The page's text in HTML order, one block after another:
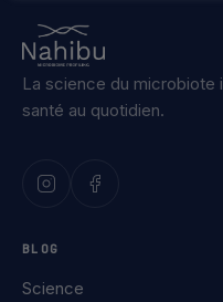
La science du microbiote
santé au quotidien.
BLOG
Science